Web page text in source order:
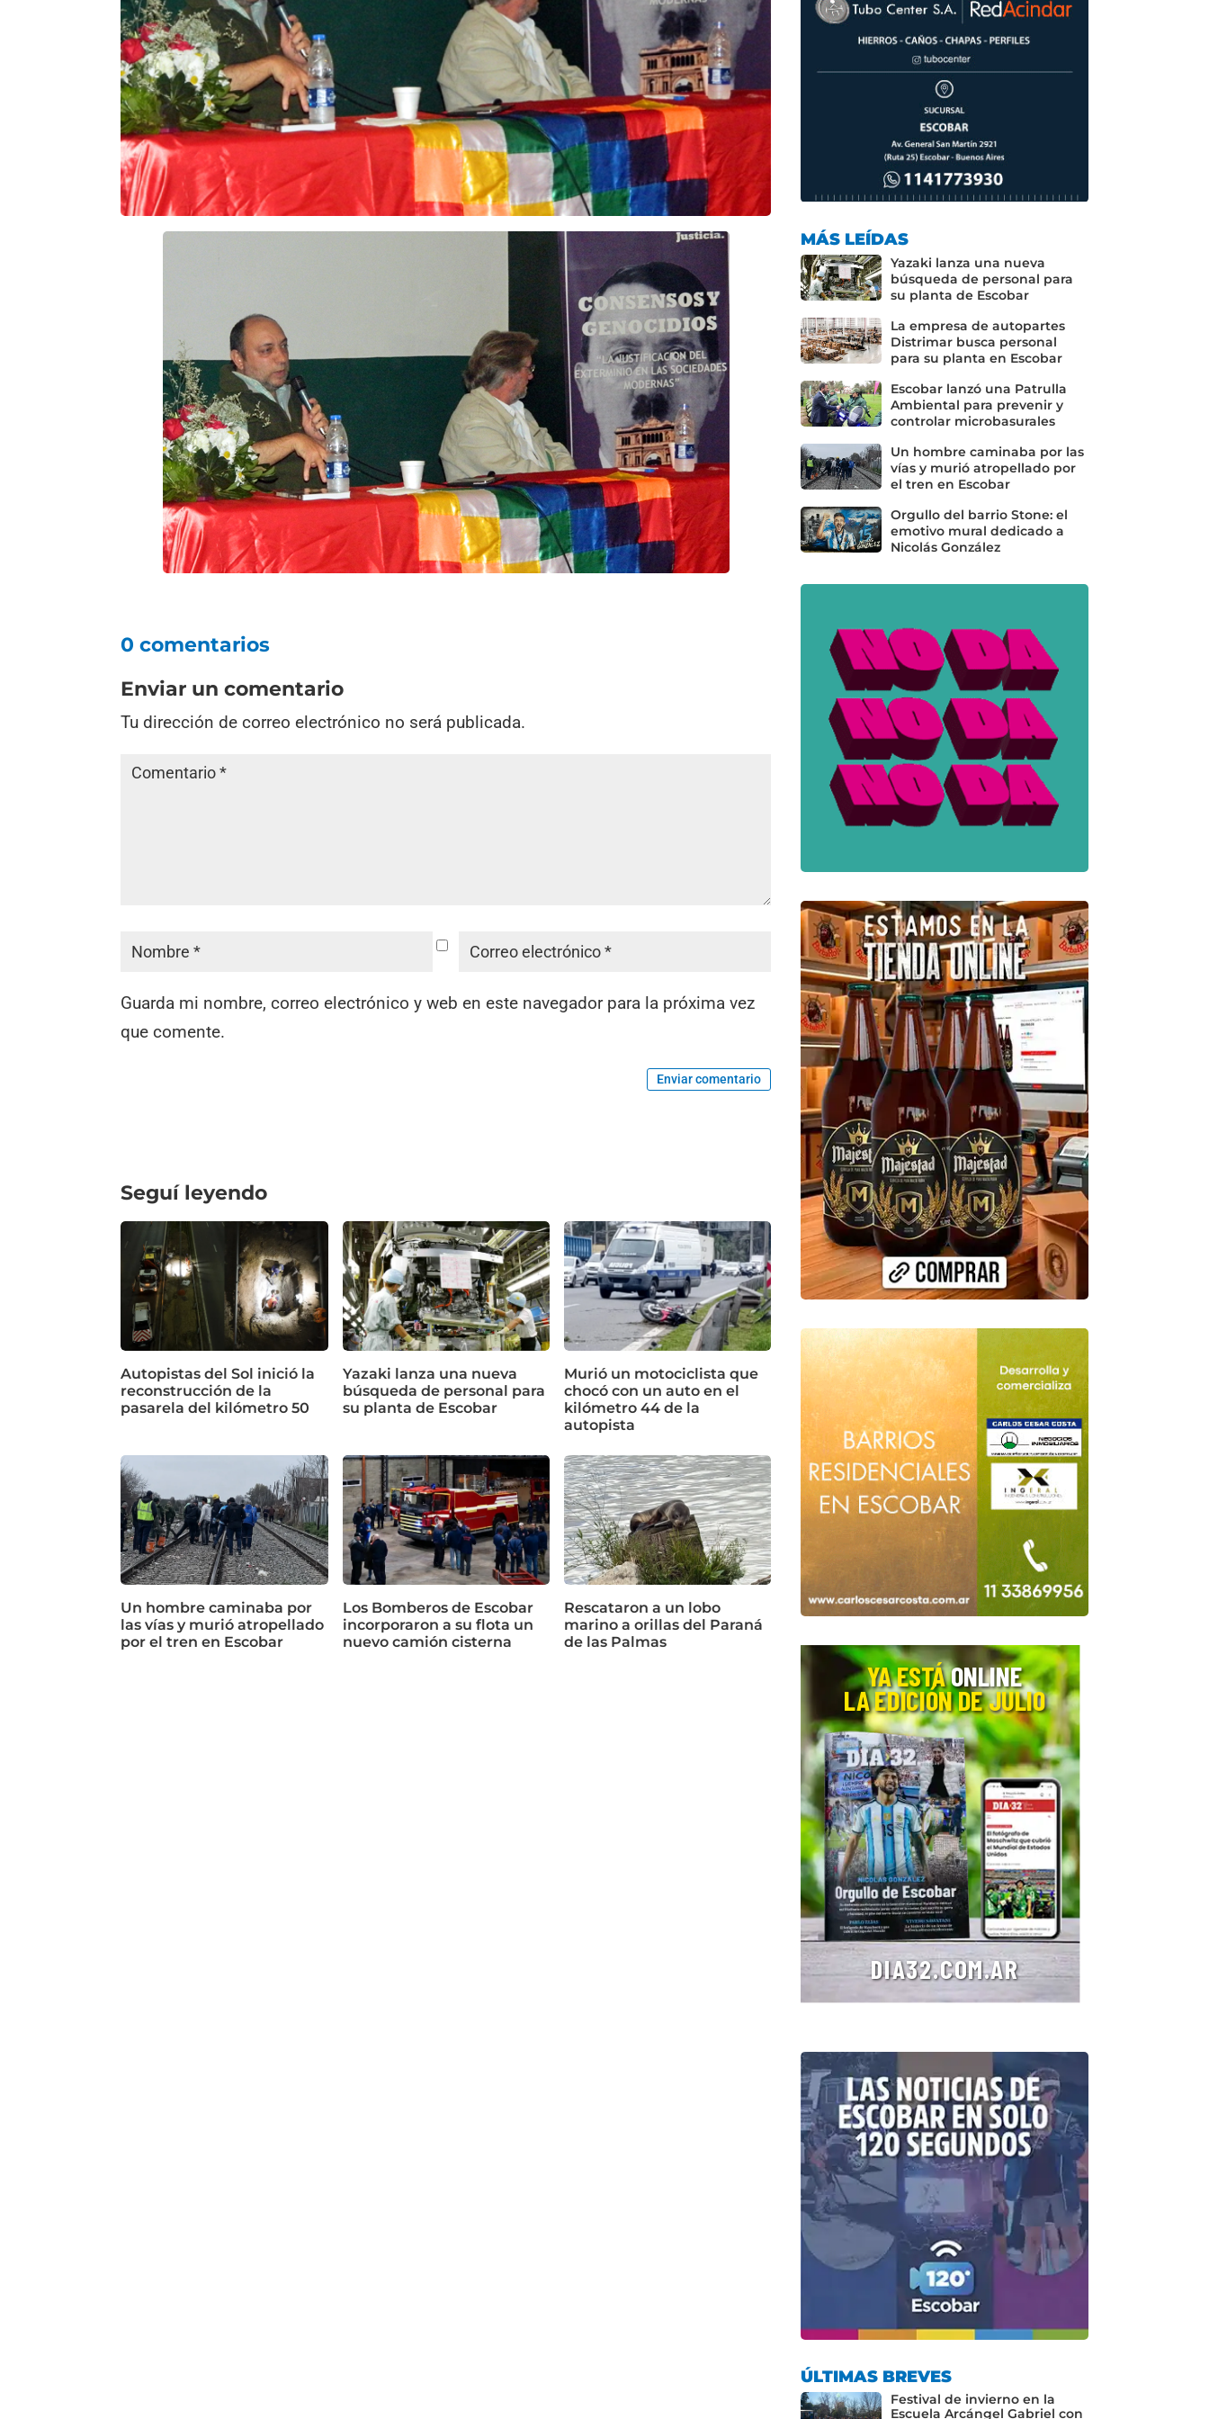
0 comentarios
Enviar un comentario
Tu dirección de correo electrónico no será publicada.
Guarda mi nombre, correo electrónico y web en este navegador para la próxima vez
que comente.
Enviar comentario
Seguí leyendo
Autopistas del Sol inició la
reconstrucción de la
pasarela del kilómetro 50
Yazaki lanza una nueva
búsqueda de personal para
su planta de Escobar
Murió un motociclista que
chocó con un auto en el
kilómetro 44 de la
autopista
Un hombre caminaba por
las vías y murió atropellado
por el tren en Escobar
Los Bomberos de Escobar
incorporaron a su flota un
nuevo camión cisterna
Rescataron a un lobo
marino a orillas del Paraná
de las Palmas
MÁS LEÍDAS
Yazaki lanza una nueva
búsqueda de personal para
su planta de Escobar
La empresa de autopartes
Distrimar busca personal
para su planta en Escobar
Escobar lanzó una Patrulla
Ambiental para prevenir y
controlar microbasurales
Un hombre caminaba por las
vías y murió atropellado por
el tren en Escobar
Orgullo del barrio Stone: el
emotivo mural dedicado a
Nicolás González
ÚLTIMAS BREVES
Festival de invierno en la
Escuela Arcángel Gabriel con